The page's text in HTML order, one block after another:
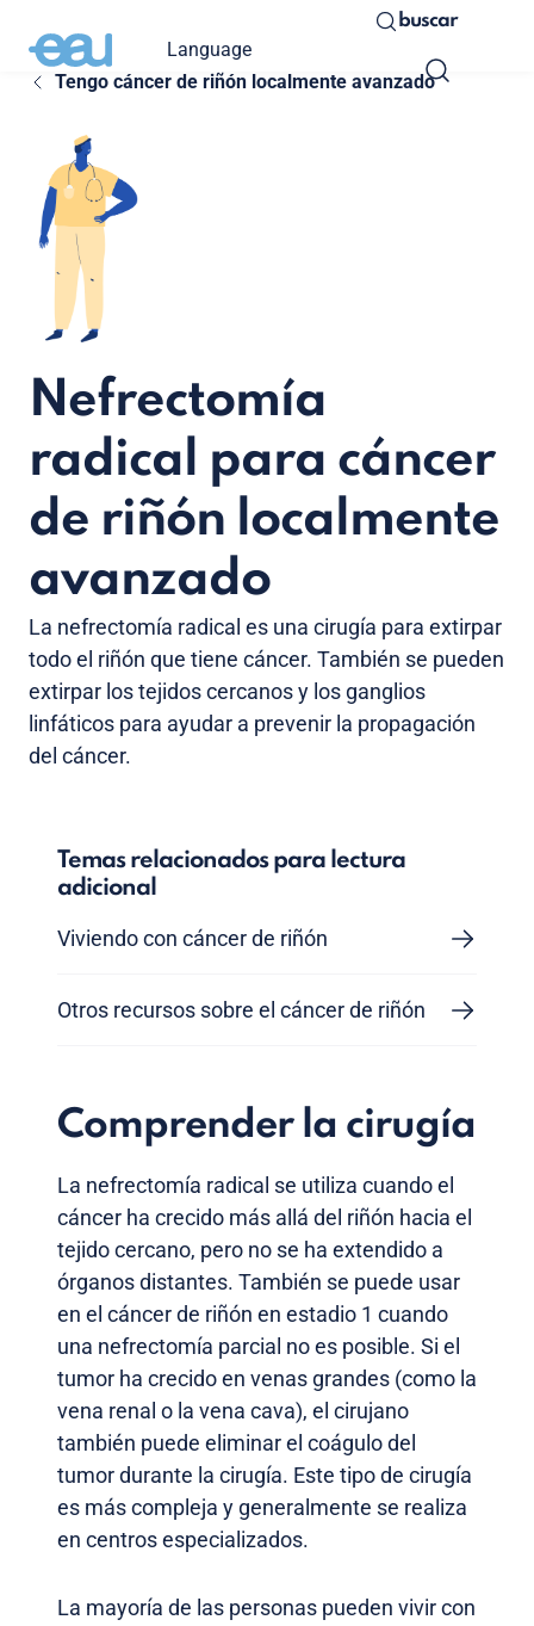
Language
buscar
Tengo cáncer de riñón localmente avanzado
Nefrectomía
radical para cáncer
de riñón localmente
avanzado
La nefrectomía radical es una cirugía para extirpar
todo el riñón que tiene cáncer. También se pueden
extirpar los tejidos cercanos y los ganglios
linfáticos para ayudar a prevenir la propagación
del cáncer.
Temas relacionados para lectura
adicional
Viviendo con cáncer de riñón
Otros recursos sobre el cáncer de riñón
Comprender la cirugía
La nefrectomía radical se utiliza cuando el
cáncer ha crecido más allá del riñón hacia el
tejido cercano, pero no se ha extendido a
órganos distantes. También se puede usar
en el cáncer de riñón en estadio 1 cuando
una nefrectomía parcial no es posible. Si el
tumor ha crecido en venas grandes (como la
vena renal o la vena cava), el cirujano
también puede eliminar el coágulo del
tumor durante la cirugía. Este tipo de cirugía
es más compleja y generalmente se realiza
en centros especializados.
La mayoría de las personas pueden vivir con